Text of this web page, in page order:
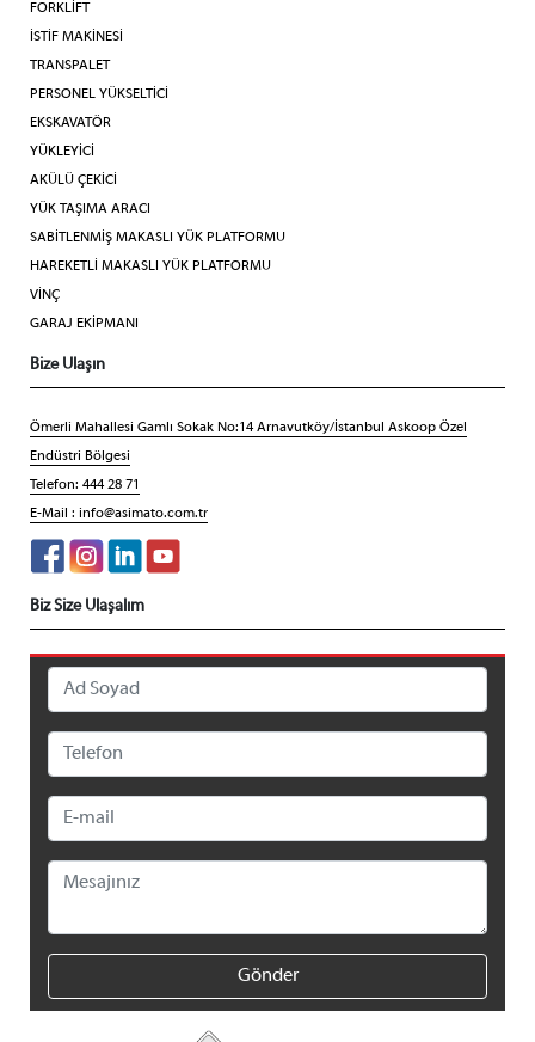
FORKLİFT
İSTİF MAKİNESİ
TRANSPALET
PERSONEL YÜKSELTİCİ
EKSKAVATÖR
YÜKLEYİCİ
AKÜLÜ ÇEKİCİ
YÜK TAŞIMA ARACI
SABİTLENMİŞ MAKASLI YÜK PLATFORMU
HAREKETLİ MAKASLI YÜK PLATFORMU
VİNÇ
GARAJ EKİPMANI
Bize Ulaşın
Ömerli Mahallesi Gamlı Sokak No:14 Arnavutköy/İstanbul Askoop Özel
Endüstri Bölgesi
Telefon: 444 28 71
E-Mail : info@asimato.com.tr
Biz Size Ulaşalım
Gönder